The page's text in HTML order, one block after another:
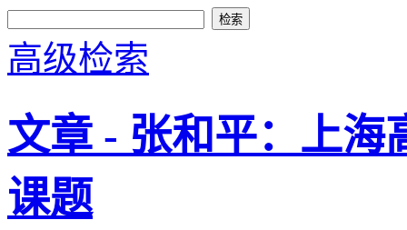
高级检索
文章 - 张和平：上海
课题